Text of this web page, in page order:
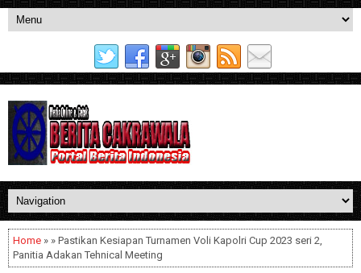
Home » » Pastikan Kesiapan Turnamen Voli Kapolri Cup 2023 seri 2,
Panitia Adakan Tehnical Meeting